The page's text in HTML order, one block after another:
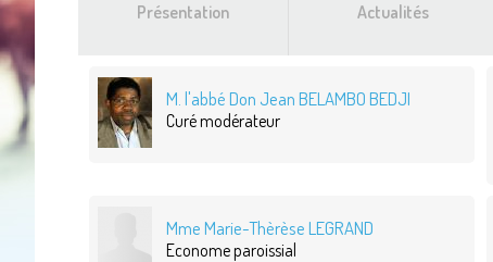
Présentation Actualités
M. l'abbé Don Jean BELAMBO BEDJI
Curé modérateur
Mme Marie-Thèrèse LEGRAND
Econome paroissial